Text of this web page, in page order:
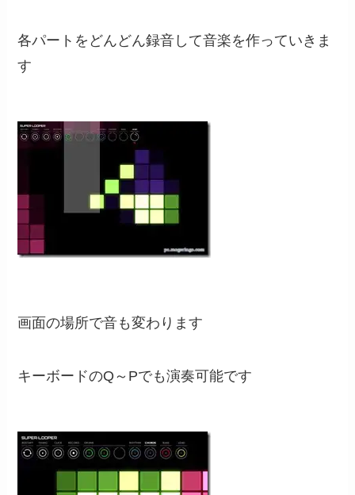
各パートをどんどん録音して音楽を作っていきま
す
画面の場所で音も変わります
キーボードのQ～Pでも演奏可能です